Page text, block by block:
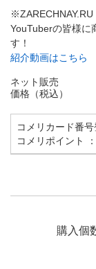
YouTuberの皆様に
す！
紹介動画はこちら
ネット販売
価格（税込）
コメリカード番
コメリポイント ：
購入個